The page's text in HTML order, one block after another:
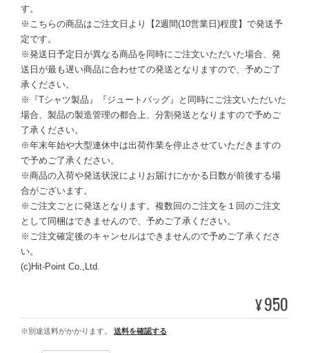
す。
※こちらの商品はご注文日より【2週間(10営業日)程度】で発送予
定です。
※発送日予定日が異なる商品を同時にご注文いただいた場合、発
送日が最も遅い商品に合わせての発送となりますので、予めご了
承ください。
※『Tシャツ製品』『ジュートバッグ』と同時にご注文いただいた
場合、製品の製造管理の都合上、分割発送となりますので予めご
了承ください。
※年末年始や大型連休中は出荷作業を停止させていただきますの
で予めご了承ください。
※商品の入荷や発送状況によりお届けにかかる日数が前後する場
合がございます。
※ご注文ごとに発送となります。複数回のご注文を１回のご注文
として同梱はできませんので、予めご了承ください。
※ご注文確定後のキャンセルはできませんので予めご了承くださ
い。
(c)Hit-Point Co.,Ltd.
¥950
※別途送料がかかります。 送料を確認する